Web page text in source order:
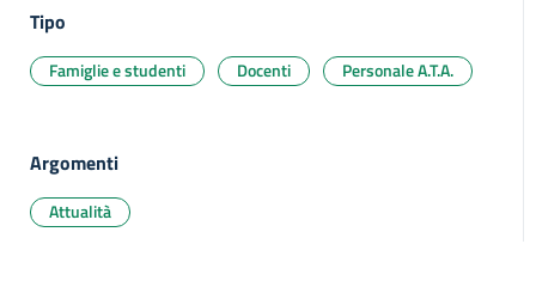
Tipo
Famiglie e studenti Docenti Personale A.T.A.
Argomenti
Attualità